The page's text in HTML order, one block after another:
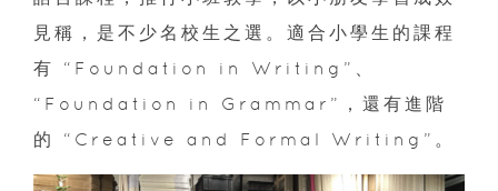
見稱，是不少名校生之選。適合小學生的課程
有 “Foundation in Writing”、
“Foundation in Grammar”，還有進階
的 “Creative and Formal Writing”。